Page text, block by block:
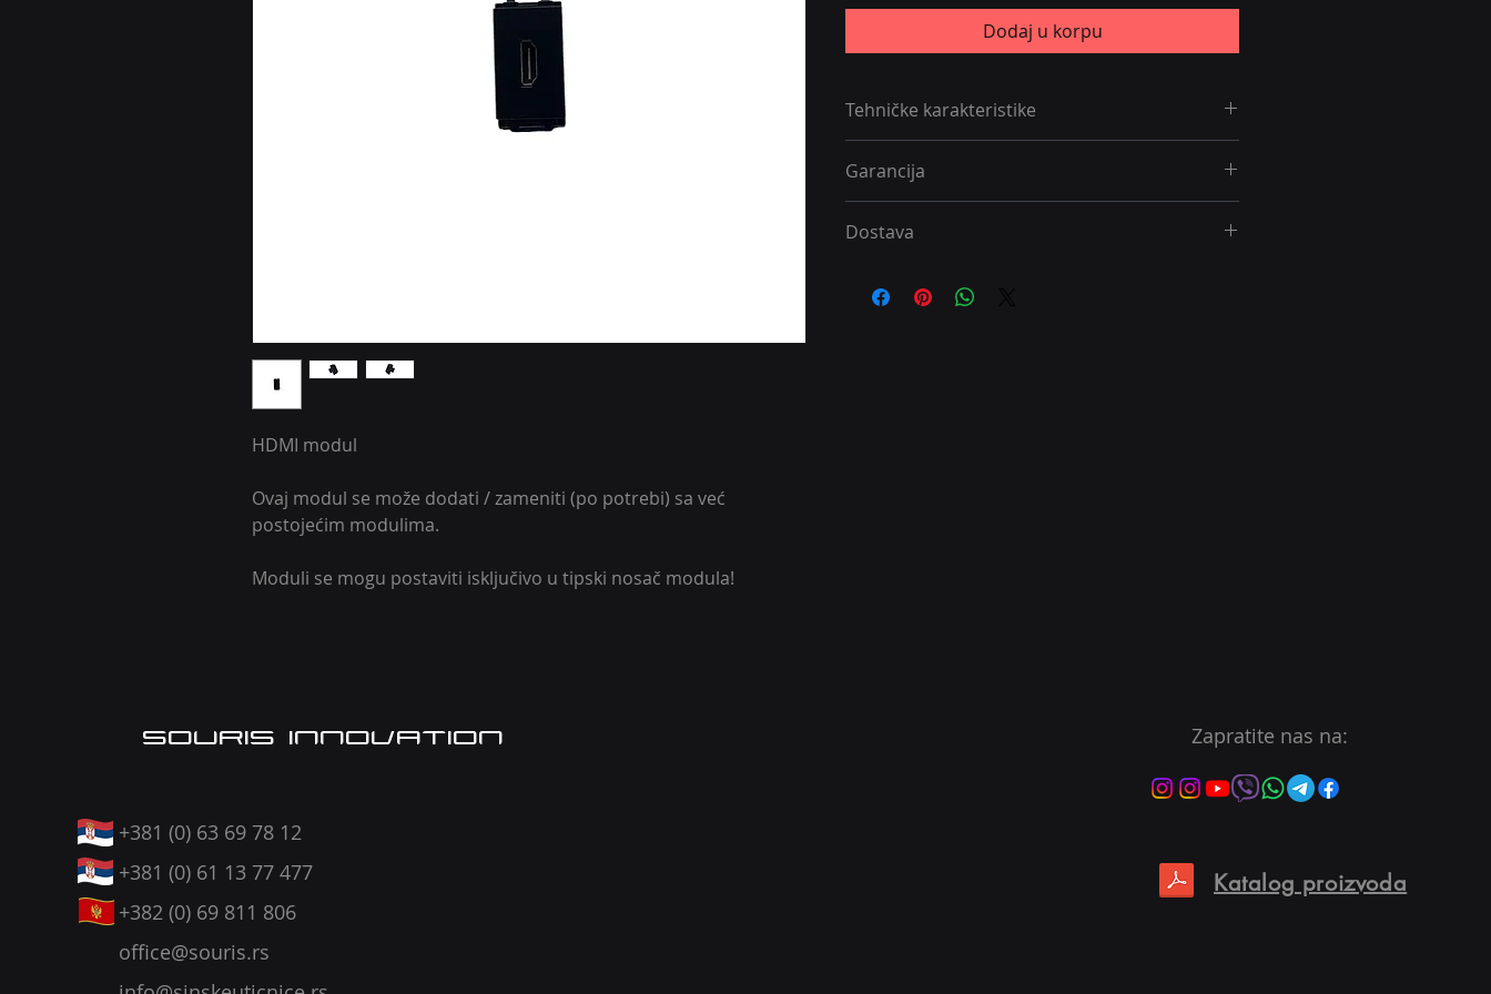
HDMI modul
Ovaj modul se može dodati / zameniti (po potrebi) sa već
postojećim modulima.
Moduli se mogu postaviti isključivo u tipski nosač modula!
Dodaj u korpu
Tehničke karakteristike
Maksimalan broj modula po nosaču
3 kom
Garancija
Dostava
SOURIS INNOVATION
+381 (0) 63 69 78 12
+381 (0) 61 13 77 477
+382 (0) 69 811 806
office@souris.rs
Zapratite nas na:
Katalog proizvoda